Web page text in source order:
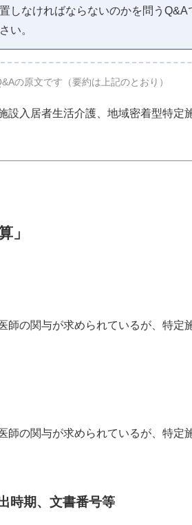
しなければならないのかを問う
い。
の原文です（要約は上記のとおり）
設入居者生活介護、地域密着型特
」
師の関与が求められているが、特定
師の関与が求められているが、特定
時期、文書番号等